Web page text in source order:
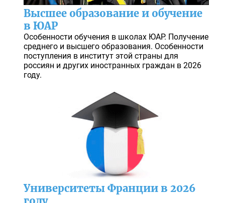
Высшее образование и обучение
в ЮАР
Особенности обучения в школах ЮАР. Получение
среднего и высшего образования. Особенности
поступления в институт этой страны для
россиян и других иностранных граждан в 2026
году.
Университеты Франции в 2026